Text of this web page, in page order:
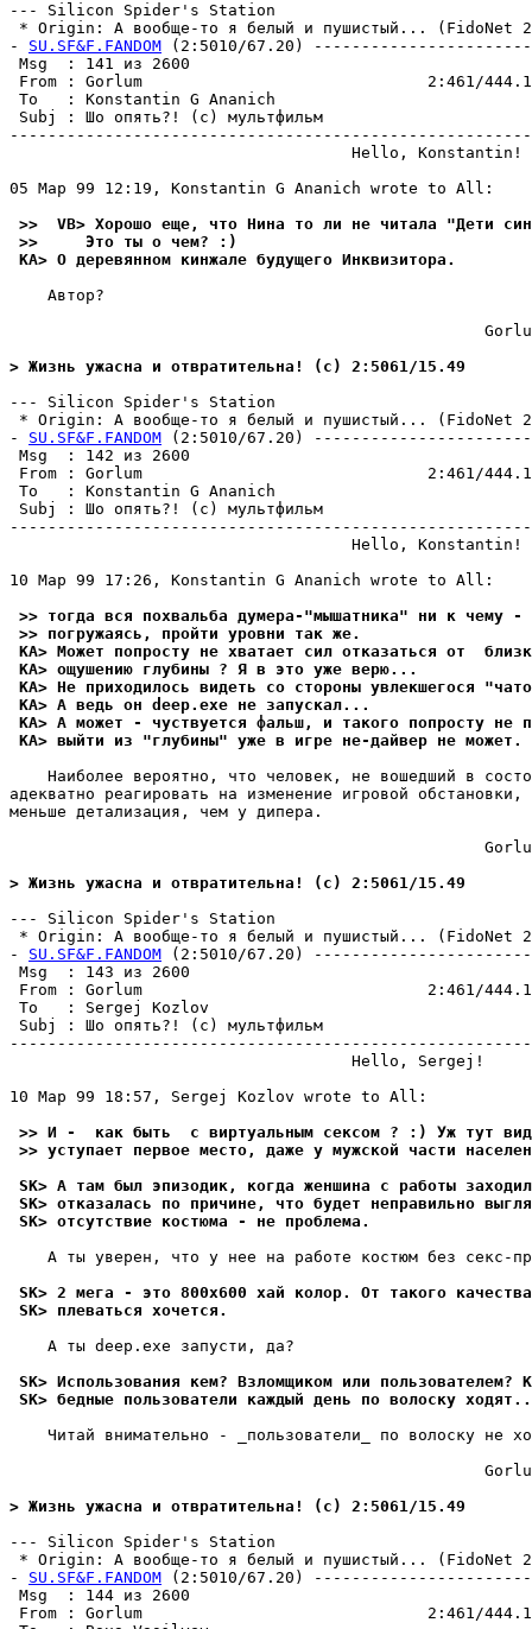
--- Silicon Spider's Station
* Origin: А вообще-то я белый и пушистый... (FidoNet
- SU.SF&F.FANDOM (2:5010/67.20)
Msg  : 141
From : Gorlum                              2:461/444.13
To   : Konstantin G Ananich
Subj : Шо опять?! (с)
                                    Hello, Konstantin!
05 Мар 99 12:19, Konstantin G Ananich wrote to All:
>>  VB> Хорошо еще, что Нина то ли не читала "Дети
>>     Это ты о чем? :)
KA> О деревянном кинжале будущего Инквизитора.
    Автор?
> Жизнь ужасна и отвратительна! (c) 2:5061/15.49
--- Silicon Spider's Station
* Origin: А вообще-то я белый и пушистый... (FidoNet
- SU.SF&F.FANDOM (2:5010/67.20)
Msg  : 142
From : Gorlum                              2:461/444.13
To   : Konstantin G Ananich
Subj : Шо опять?! (с)
                                    Hello, Konstantin!
10 Мар 99 17:26, Konstantin G Ananich wrote to All:
>> тогда вся похвальба думера-"мышатника" ни к чему -
>> погружаясь, пройти уровни так же.
KA> Может попросту не хватает сил отказаться от
KA> ощушению глубины ? Я в это уже верю...
KA> Не приходилось видеть со стороны увлекшегося
KA> А ведь он deep.exe не запускал...
KA> А может - чуствуется фальш, и такого попросту не
KA> выйти из "глубины" уже в игре не-дайвер не может.
Наиболее вероятно, что человек, не вошедший в
адекватно реагировать на изменение игровой
меньше детализация, чем у дипера.
> Жизнь ужасна и отвратительна! (c) 2:5061/15.49
--- Silicon Spider's Station
* Origin: А вообще-то я белый и пушистый... (FidoNet
- SU.SF&F.FANDOM (2:5010/67.20)
Msg  : 143
From : Gorlum                              2:461/444.13
To   : Sergej Kozlov
Subj : Шо опять?! (с)
                                    Hello, Sergej!
10 Мар 99 18:57, Sergej Kozlov wrote to All:
>> И -  как быть  с виртуальным сексом ? :) Уж тут
>> уступает первое место, даже у мужской части
SK> А там был эпизодик, когда женшина с работы
SK> отказалась по причине, что будет неправильно
SK> отсутствие костюма - не проблема.
А ты уверен, что у нее на работе костюм без секс-
SK> 2 мега - это 800х600 хай колор. От такого качества
SK> плеваться хочется.
    А ты deep.exe запусти, да?
SK> Использования кем? Взломщиком или пользователем?
SK> бедные пользователи каждый день по волоску
Читай внимательно - _пользователи_ по волоску не
> Жизнь ужасна и отвратительна! (c) 2:5061/15.49
--- Silicon Spider's Station
* Origin: А вообще-то я белый и пушистый... (FidoNet
- SU.SF&F.FANDOM (2:5010/67.20)
Msg  : 144
From : Gorlum                              2:461/444.13